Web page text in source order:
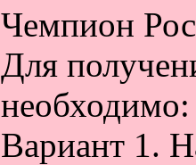
Чемпион
Для
необходимо:
Вариант 1.